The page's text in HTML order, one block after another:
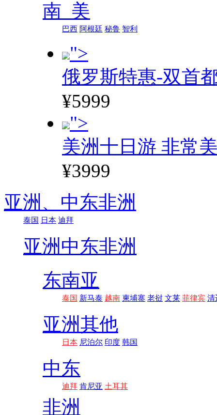
南 美
巴西 阿根廷 秘鲁 智利
">
俄罗斯特惠-双首
¥5999
">
美洲十日游 非常
¥3999
亚洲、 中东非洲
泰国 日本 迪拜
亚洲 中东非洲
东南亚
泰国 新马泰 越南 柬埔寨 老挝 文莱 菲律宾 清
亚洲其他
日本 尼泊尔 印度 韩国
中东
迪拜 肯尼亚 土耳其
非洲